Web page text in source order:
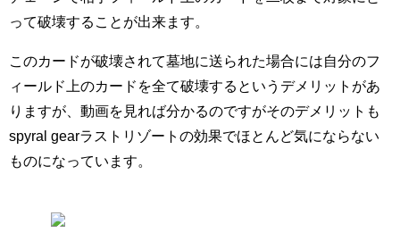
って破壊することが出来ます。
このカードが破壊されて墓地に送られた場合には自分のフ
ィールド上のカードを全て破壊するというデメリットがあ
りますが、動画を見れば分かるのですがそのデメリットも
spyral gearラストリゾートの効果でほとんど気にならない
ものになっています。